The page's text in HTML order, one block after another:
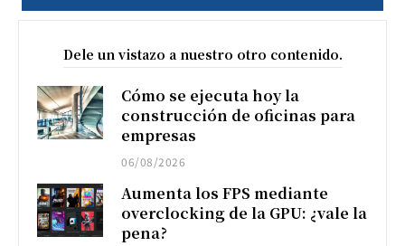
Dele un vistazo a nuestro otro contenido.
Cómo se ejecuta hoy la
construcción de oficinas para
empresas
06/08/2026
Aumenta los FPS mediante
overclocking de la GPU: ¿vale la
pena?